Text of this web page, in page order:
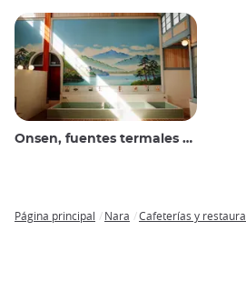
Onsen, fuentes termales y baños públicos
Página principal Nara Cafeterías y